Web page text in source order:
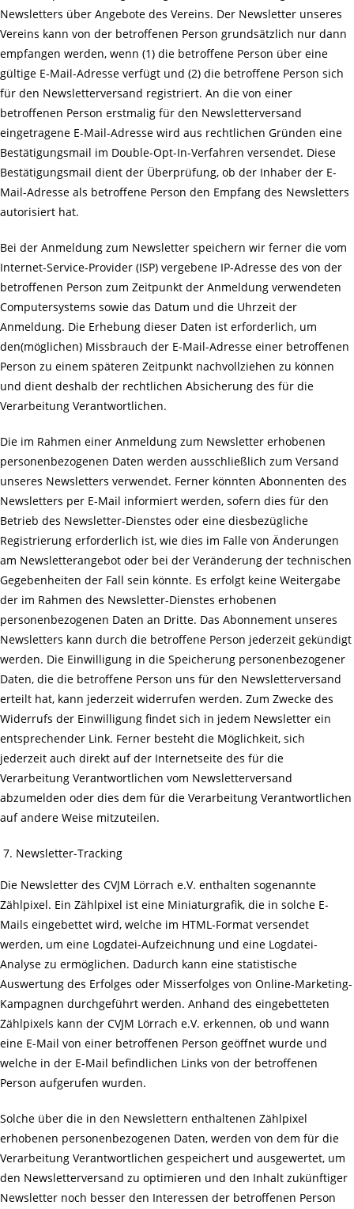
Newsletters über Angebote des Vereins. Der Newsletter unseres
Vereins kann von der betroffenen Person grundsätzlich nur dann
empfangen werden, wenn (1) die betroffene Person über eine
gültige E-Mail-Adresse verfügt und (2) die betroffene Person sich
für den Newsletterversand registriert. An die von einer
betroffenen Person erstmalig für den Newsletterversand
eingetragene E-Mail-Adresse wird aus rechtlichen Gründen eine
Bestätigungsmail im Double-Opt-In-Verfahren versendet. Diese
Bestätigungsmail dient der Überprüfung, ob der Inhaber der E-
Mail-Adresse als betroffene Person den Empfang des Newsletters
autorisiert hat.
Bei der Anmeldung zum Newsletter speichern wir ferner die vom
Internet-Service-Provider (ISP) vergebene IP-Adresse des von der
betroffenen Person zum Zeitpunkt der Anmeldung verwendeten
Computersystems sowie das Datum und die Uhrzeit der
Anmeldung. Die Erhebung dieser Daten ist erforderlich, um
den(möglichen) Missbrauch der E-Mail-Adresse einer betroffenen
Person zu einem späteren Zeitpunkt nachvollziehen zu können
und dient deshalb der rechtlichen Absicherung des für die
Verarbeitung Verantwortlichen.
Die im Rahmen einer Anmeldung zum Newsletter erhobenen
personenbezogenen Daten werden ausschließlich zum Versand
unseres Newsletters verwendet. Ferner könnten Abonnenten des
Newsletters per E-Mail informiert werden, sofern dies für den
Betrieb des Newsletter-Dienstes oder eine diesbezügliche
Registrierung erforderlich ist, wie dies im Falle von Änderungen
am Newsletterangebot oder bei der Veränderung der technischen
Gegebenheiten der Fall sein könnte. Es erfolgt keine Weitergabe
der im Rahmen des Newsletter-Dienstes erhobenen
personenbezogenen Daten an Dritte. Das Abonnement unseres
Newsletters kann durch die betroffene Person jederzeit gekündigt
werden. Die Einwilligung in die Speicherung personenbezogener
Daten, die die betroffene Person uns für den Newsletterversand
erteilt hat, kann jederzeit widerrufen werden. Zum Zwecke des
Widerrufs der Einwilligung findet sich in jedem Newsletter ein
entsprechender Link. Ferner besteht die Möglichkeit, sich
jederzeit auch direkt auf der Internetseite des für die
Verarbeitung Verantwortlichen vom Newsletterversand
abzumelden oder dies dem für die Verarbeitung Verantwortlichen
auf andere Weise mitzuteilen.
Newsletter-Tracking
Die Newsletter des CVJM Lörrach e.V. enthalten sogenannte
Zählpixel. Ein Zählpixel ist eine Miniaturgrafik, die in solche E-
Mails eingebettet wird, welche im HTML-Format versendet
werden, um eine Logdatei-Aufzeichnung und eine Logdatei-
Analyse zu ermöglichen. Dadurch kann eine statistische
Auswertung des Erfolges oder Misserfolges von Online-Marketing-
Kampagnen durchgeführt werden. Anhand des eingebetteten
Zählpixels kann der CVJM Lörrach e.V. erkennen, ob und wann
eine E-Mail von einer betroffenen Person geöffnet wurde und
welche in der E-Mail befindlichen Links von der betroffenen
Person aufgerufen wurden.
Solche über die in den Newslettern enthaltenen Zählpixel
erhobenen personenbezogenen Daten, werden von dem für die
Verarbeitung Verantwortlichen gespeichert und ausgewertet, um
den Newsletterversand zu optimieren und den Inhalt zukünftiger
Newsletter noch besser den Interessen der betroffenen Person